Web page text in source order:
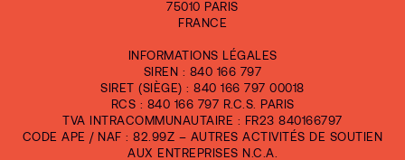
75010 PARIS
FRANCE
INFORMATIONS LÉGALES
SIREN : 840 166 797
SIRET (SIÈGE) : 840 166 797 00018
RCS : 840 166 797 R.C.S. PARIS
TVA INTRACOMMUNAUTAIRE : FR23 840166797
CODE APE / NAF : 82.99Z – AUTRES ACTIVITÉS DE SOUTIEN
AUX ENTREPRISES N.C.A.